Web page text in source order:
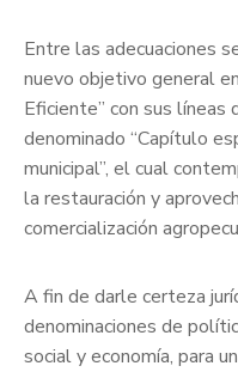
Entre las adecuaciones
nuevo objetivo general
Eficiente” con sus líneas
denominado “Capítulo
municipal”, el cual
la restauración y
comercialización
A fin de darle certeza
denominaciones de
social y economía, para